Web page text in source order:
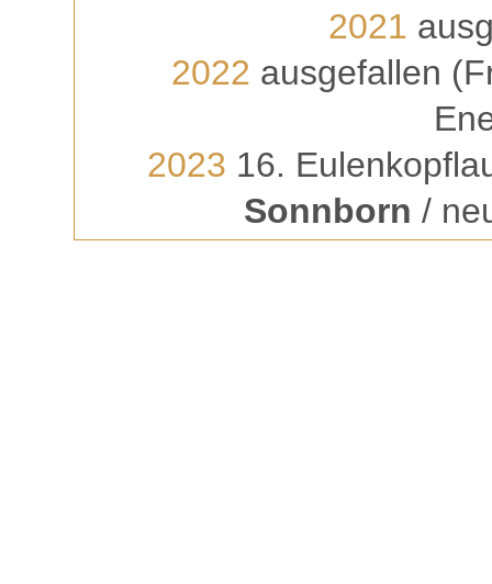
2021
2022 ausgefallen
2023 16.
Sonnborn /